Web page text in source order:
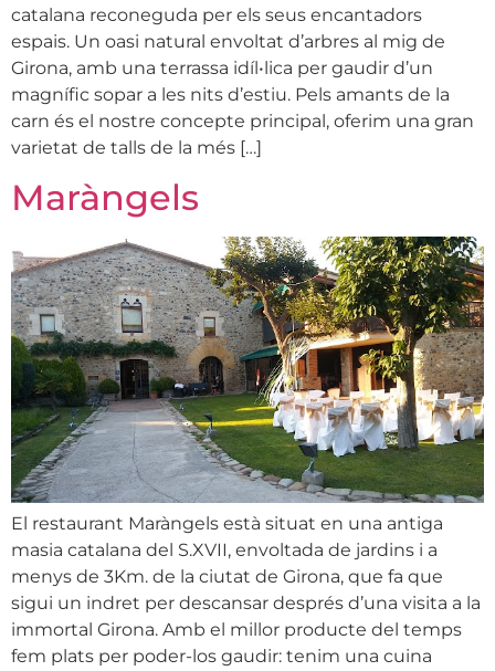
catalana reconeguda per els seus encantadors
espais. Un oasi natural envoltat d’arbres al mig de
Girona, amb una terrassa idíl•lica per gaudir d’un
magnífic sopar a les nits d’estiu. Pels amants de la
carn és el nostre concepte principal, oferim una gran
varietat de talls de la més […]
Maràngels
El restaurant Maràngels està situat en una antiga
masia catalana del S.XVII, envoltada de jardins i a
menys de 3Km. de la ciutat de Girona, que fa que
sigui un indret per descansar després d’una visita a la
immortal Girona. Amb el millor producte del temps
fem plats per poder-los gaudir: tenim una cuina